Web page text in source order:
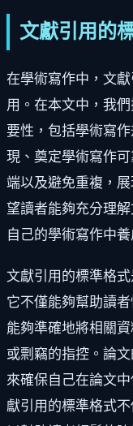
文獻引用的
在學術寫作中，文
用。在本文中，我
要性，包括學術寫
現、奠定學術寫作
端以及避免重複，
望讀者能夠充分理
自己的學術寫作中
文獻引用的標準格
它不僅能夠幫助讀
能夠準確地將相關
或剽竊的指控。論
來確保自己在論文
獻引用的標準格式